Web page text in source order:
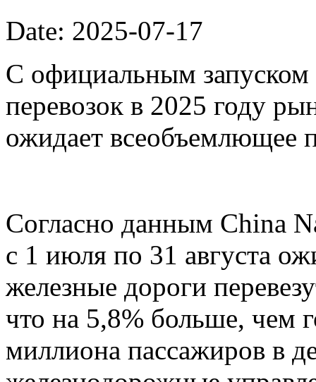
Date: 2025-07-17
С официальным
перевозок в 2025 году
ожидает всеобъемлющее
Согласно данным China
с 1 июля по 31 августа
железные дороги
что на 5,8% больше, чем
миллиона пассажиров в